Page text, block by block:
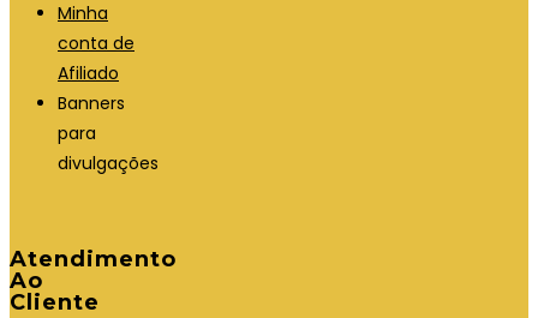
Minha
conta de
Afiliado
Banners
para
divulgações
Atendimento
Ao
Cliente